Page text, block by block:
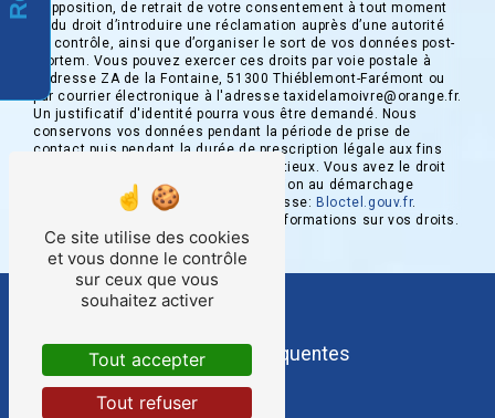
d’opposition, de retrait de votre consentement à tout moment
et du droit d’introduire une réclamation auprès d’une autorité
de contrôle, ainsi que d’organiser le sort de vos données post-
mortem. Vous pouvez exercer ces droits par voie postale à
l'adresse ZA de la Fontaine, 51300 Thiéblemont-Farémont ou
par courrier électronique à l'adresse taxidelamoivre@orange.fr.
Un justificatif d'identité pourra vous être demandé. Nous
conservons vos données pendant la période de prise de
contact puis pendant la durée de prescription légale aux fins
probatoires et de gestion des contentieux. Vous avez le droit
de vous inscrire sur la liste d'opposition au démarchage
téléphonique, disponible à cette adresse: Bloctel.gouv.fr.
Consultez le site cnil.fr pour plus d’informations sur vos droits.
Recherches fréquentes
Ce site utilise des cookies
et vous donne le contrôle
sur ceux que vous
souhaitez activer
Tout accepter
Tout refuser